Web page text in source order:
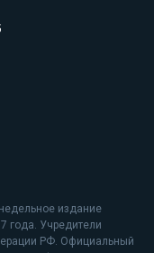
издание
года. Учредители
РФ. Официальный